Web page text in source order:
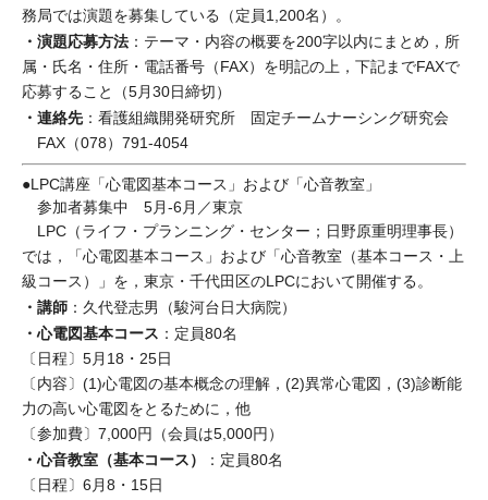
務局では演題を募集している（定員1,200名）。
・演題応募方法 ：テーマ・内容の概要を200字以内にまとめ，所
属・氏名・住所・電話番号（FAX）を明記の上，下記までFAXで
応募すること（5月30日締切）
・連絡先：看護組織開発研究所 固定チームナーシング研究会
FAX（078）791-4054
●LPC講座「心電図基本コース」および「心音教室」
参加者募集中 5月-6月／東京
LPC（ライフ・プランニング・センター；日野原重明理事長）
では，「心電図基本コース」および「心音教室（基本コース・上
級コース）」を，東京・千代田区のLPCにおいて開催する。
・講師 ：久代登志男（駿河台日大病院）
・心電図基本コース ：定員80名
〔日程〕5月18・25日
〔内容〕(1)心電図の基本概念の理解，(2)異常心電図，(3)診断能
力の高い心電図をとるために，他
〔参加費〕7,000円（会員は5,000円）
・心音教室（基本コース）
：定員80名
〔日程〕6月8・15日